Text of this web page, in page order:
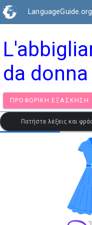
LanguageGuide.org
da donna
ΠΡΟΦΟΡΙΚΉ
Πατήστε λέξεις και